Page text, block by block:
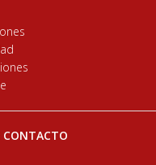
CONTACTO